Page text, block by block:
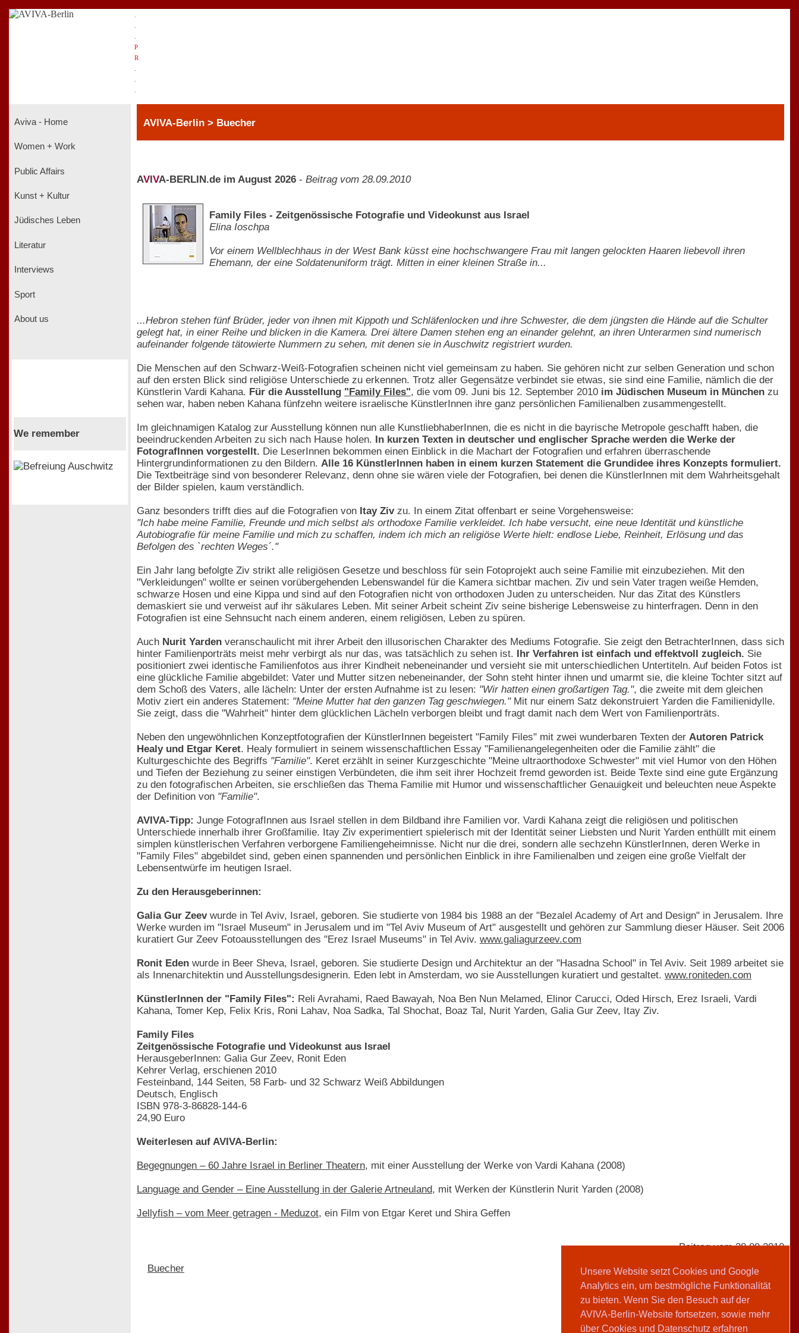
Unsere Website setzt Cookies und Google
Analytics ein, um bestmögliche Funktionalität
zu bieten. Wenn Sie den Besuch auf der
AVIVA-Berlin-Website fortsetzen, sowie mehr
über Cookies und Datenschutz erfahren
P
R
Aviva - Home
Women + Work
Public Affairs
Kunst + Kultur
Jüdisches Leben
Literatur
Interviews
Sport
About us
We remember
AVIVA-Berlin > Buecher
AV VA-BERLIN.de im August 2026 - Beitrag vom 28.09.2010
Family Files - Zeitgenössische Fotografie und Videokunst aus Israel
Elina Ioschpa
Vor einem Wellblechhaus in der West Bank küsst eine hochschwangere Frau mit langen gelockten Haaren liebevoll ihren
Ehemann, der eine Soldatenuniform trägt. Mitten in einer kleinen Straße in...
...Hebron stehen fünf Brüder, jeder von ihnen mit Kippoth und Schläfenlocken und ihre Schwester, die dem jüngsten die Hände auf die Schulter
gelegt hat, in einer Reihe und blicken in die Kamera. Drei ältere Damen stehen eng an einander gelehnt, an ihren Unterarmen sind numerisch
aufeinander folgende tätowierte Nummern zu sehen, mit denen sie in Auschwitz registriert wurden.
Die Menschen auf den Schwarz-Weiß-Fotografien scheinen nicht viel gemeinsam zu haben. Sie gehören nicht zur selben Generation und schon
auf den ersten Blick sind religiöse Unterschiede zu erkennen. Trotz aller Gegensätze verbindet sie etwas, sie sind eine Familie, nämlich die der
Künstlerin Vardi Kahana. Für die Ausstellung "Family Files", die vom 09. Juni bis 12. September 2010 im Jüdischen Museum in München zu
sehen war, haben neben Kahana fünfzehn weitere israelische KünstlerInnen ihre ganz persönlichen Familienalben zusammengestellt.
Im gleichnamigen Katalog zur Ausstellung können nun alle KunstliebhaberInnen, die es nicht in die bayrische Metropole geschafft haben, die
beeindruckenden Arbeiten zu sich nach Hause holen. In kurzen Texten in deutscher und englischer Sprache werden die Werke der
FotografInnen vorgestellt. Die LeserInnen bekommen einen Einblick in die Machart der Fotografien und erfahren überraschende
Hintergrundinformationen zu den Bildern. Alle 16 KünstlerInnen haben in einem kurzen Statement die Grundidee ihres Konzepts formuliert.
Die Textbeiträge sind von besonderer Relevanz, denn ohne sie wären viele der Fotografien, bei denen die KünstlerInnen mit dem Wahrheitsgehalt
der Bilder spielen, kaum verständlich.
Ganz besonders trifft dies auf die Fotografien von Itay Zivzu. In einem Zitat offenbart er seine Vorgehensweise:
"Ich habe meine Familie, Freunde und mich selbst als orthodoxe Familie verkleidet. Ich habe versucht, eine neue Identität und künstliche
Autobiografie für meine Familie und mich zu schaffen, indem ich mich an religiöse Werte hielt: endlose Liebe, Reinheit, Erlösung und das
Befolgen des `rechten Weges´."
Ein Jahr lang befolgte Ziv strikt alle religiösen Gesetze und beschloss für sein Fotoprojekt auch seine Familie mit einzubeziehen. Mit den
"Verkleidungen" wollte er seinen vorübergehenden Lebenswandel für die Kamera sichtbar machen. Ziv und sein Vater tragen weiße Hemden,
schwarze Hosen und eine Kippa und sind auf den Fotografien nicht von orthodoxen Juden zu unterscheiden. Nur das Zitat des Künstlers
demaskiert sie und verweist auf ihr säkulares Leben. Mit seiner Arbeit scheint Ziv seine bisherige Lebensweise zu hinterfragen. Denn in den
Fotografien ist eine Sehnsucht nach einem anderen, einem religiösen, Leben zu spüren.
Auch Nurit Yarden veranschaulicht mit ihrer Arbeit den illusorischen Charakter des Mediums Fotografie. Sie zeigt den BetrachterInnen, dass sich
hinter Familienporträts meist mehr verbirgt als nur das, was tatsächlich zu sehen ist. Ihr Verfahren ist einfach und effektvoll zugleich. Sie
positioniert zwei identische Familienfotos aus ihrer Kindheit nebeneinander und versieht sie mit unterschiedlichen Untertiteln. Auf beiden Fotos ist
eine glückliche Familie abgebildet: Vater und Mutter sitzen nebeneinander, der Sohn steht hinter ihnen und umarmt sie, die kleine Tochter sitzt auf
dem Schoß des Vaters, alle lächeln: Unter der ersten Aufnahme ist zu lesen: "Wir hatten einen großartigen Tag.", die zweite mit dem gleichen
Motiv ziert ein anderes Statement: "Meine Mutter hat den ganzen Tag geschwiegen."Mit nur einem Satz dekonstruiert Yarden die Familienidylle.
Sie zeigt, dass die "Wahrheit" hinter dem glücklichen Lächeln verborgen bleibt und fragt damit nach dem Wert von Familienporträts.
Neben den ungewöhnlichen Konzeptfotografien der KünstlerInnen begeistert "Family Files" mit zwei wunderbaren Texten der Autoren Patrick
Healy und Etgar Keret. Healy formuliert in seinem wissenschaftlichen Essay "Familienangelegenheiten oder die Familie zählt" die
Kulturgeschichte des Begriffs "Familie". Keret erzählt in seiner Kurzgeschichte "Meine ultraorthodoxe Schwester" mit viel Humor von den Höhen
und Tiefen der Beziehung zu seiner einstigen Verbündeten, die ihm seit ihrer Hochzeit fremd geworden ist. Beide Texte sind eine gute Ergänzung
zu den fotografischen Arbeiten, sie erschließen das Thema Familie mit Humor und wissenschaftlicher Genauigkeit und beleuchten neue Aspekte
der Definition von "Familie".
AVIVA-Tipp: Junge FotografInnen aus Israel stellen in dem Bildband ihre Familien vor. Vardi Kahana zeigt die religiösen und politischen
Unterschiede innerhalb ihrer Großfamilie. Itay Ziv experimentiert spielerisch mit der Identität seiner Liebsten und Nurit Yarden enthüllt mit einem
simplen künstlerischen Verfahren verborgene Familiengeheimnisse. Nicht nur die drei, sondern alle sechzehn KünstlerInnen, deren Werke in
"Family Files" abgebildet sind, geben einen spannenden und persönlichen Einblick in ihre Familienalben und zeigen eine große Vielfalt der
Lebensentwürfe im heutigen Israel.
Zu den Herausgeberinnen:
Galia Gur Zeevwurde in Tel Aviv, Israel, geboren. Sie studierte von 1984 bis 1988 an der "Bezalel Academy of Art and Design" in Jerusalem. Ihre
Werke wurden im "Israel Museum" in Jerusalem und im "Tel Aviv Museum of Art" ausgestellt und gehören zur Sammlung dieser Häuser. Seit 2006
kuratiert Gur Zeev Fotoausstellungen des "Erez Israel Museums" in Tel Aviv. www.galiagurzeev.com
Ronit Eden wurde in Beer Sheva, Israel, geboren. Sie studierte Design und Architektur an der "Hasadna School" in Tel Aviv. Seit 1989 arbeitet sie
als Innenarchitektin und Ausstellungsdesignerin. Eden lebt in Amsterdam, wo sie Ausstellungen kuratiert und gestaltet. www.roniteden.com
KünstlerInnen der "Family Files": Reli Avrahami, Raed Bawayah, Noa Ben Nun Melamed, Elinor Carucci, Oded Hirsch, Erez Israeli, Vardi
Kahana, Tomer Kep, Felix Kris, Roni Lahav, Noa Sadka, Tal Shochat, Boaz Tal, Nurit Yarden, Galia Gur Zeev, Itay Ziv.
Family Files
Zeitgenössische Fotografie und Videokunst aus Israel
HerausgeberInnen: Galia Gur Zeev, Ronit Eden
Kehrer Verlag, erschienen 2010
Festeinband, 144 Seiten, 58 Farb- und 32 Schwarz Weiß Abbildungen
Deutsch, Englisch
ISBN 978-3-86828-144-6
24,90 Euro
Weiterlesen auf AVIVA-Berlin:
Begegnungen – 60 Jahre Israel in Berliner Theatern, mit einer Ausstellung der Werke von Vardi Kahana (2008)
Language and Gender – Eine Ausstellung in der Galerie Artneuland, mit Werken der Künstlerin Nurit Yarden (2008)
Jellyfish – vom Meer getragen - Meduzot, ein Film von Etgar Keret und Shira Geffen
Buecher
Beitrag vom 28.09.2010
AVIVA-Redaktion